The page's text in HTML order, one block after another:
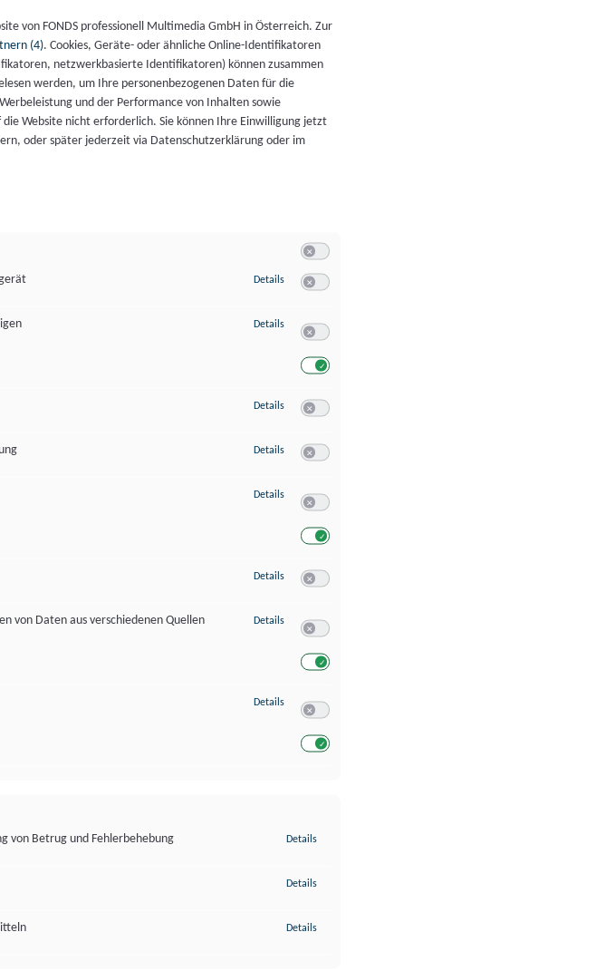
von FONDS professionell Multimedia GmbH in Österreich. Zur
(4). Cookies, Geräte- oder ähnliche Online-Identifikatoren
netzwerkbasierte Identifikatoren) können zusammen
werden, um Ihre personenbezogenen Daten für die
und der Performance von Inhalten sowie
Website nicht erforderlich. Sie können Ihre Einwilligung jetzt
oder später jederzeit via Datenschutzerklärung oder im
Details zu Speichern von oder Zugriff auf Informationen auf einem Endgerät
Details zu Verwendung reduzierter Daten zur Auswahl von Werbeanzeigen
Details zu Erstellung von Profilen für personalisierte Werbung
Details zu Verwendung von Profilen zur Auswahl personalisierter Werbung
Details zu Messung der Werbeleistung
Details zu Messung der Performance von Inhalten
von Daten aus verschiedenen Quellen
Details zu Analyse von Zielgruppen durch Statistiken oder Kombinationen von
Details zu Entwicklung und Verbesserung der Angebote
von Betrug und Fehlerbehebung
Details
Details
Details